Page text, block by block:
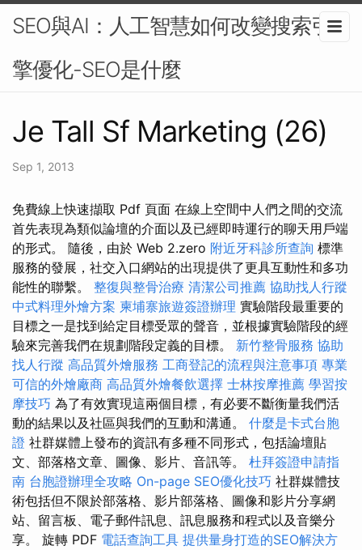
SEO與AI：人工智慧如何改變搜索引
擎優化-SEO是什麼
Je Tall Sf Marketing (26)
Sep 1, 2013
免費線上快速擷取 Pdf 頁面 在線上空間中人們之間的交流
首先表現為類似論壇的介面以及已經即時運行的聊天用戶端
的形式。 隨後，由於 Web 2.zero 附近牙科診所查詢 標準
服務的發展，社交入口網站的出現提供了更具互動性和多功
能性的聯繫。 整復與整骨治療 清潔公司推薦 協助找人行蹤
中式料理外燴方案 柬埔寨旅遊簽證辦理 實驗階段最重要的
目標之一是找到給定目標受眾的聲音，並根據實驗階段的經
驗來完善我們在規劃階段定義的目標。 新竹整骨服務 協助
找人行蹤 高品質外燴服務 工商登記的流程與注意事項 專業
可信的外燴廠商 高品質外燴餐飲選擇 士林按摩推薦 學習按
摩技巧 為了有效實現這兩個目標，有必要不斷衡量我們活
動的結果以及社區與我們的互動和溝通。 什麼是卡式台胞
證 社群媒體上發布的資訊有多種不同形式，包括論壇貼
文、部落格文章、圖像、影片、音訊等。 杜拜簽證申請指
南 台胞證辦理全攻略 On-page SEO優化技巧 社群媒體技
術包括但不限於部落格、影片部落格、圖像和影片分享網
站、留言板、電子郵件訊息、訊息服務和程式以及音樂分
享。 旋轉 PDF 電話查詢工具 提供量身打造的SEO解決方